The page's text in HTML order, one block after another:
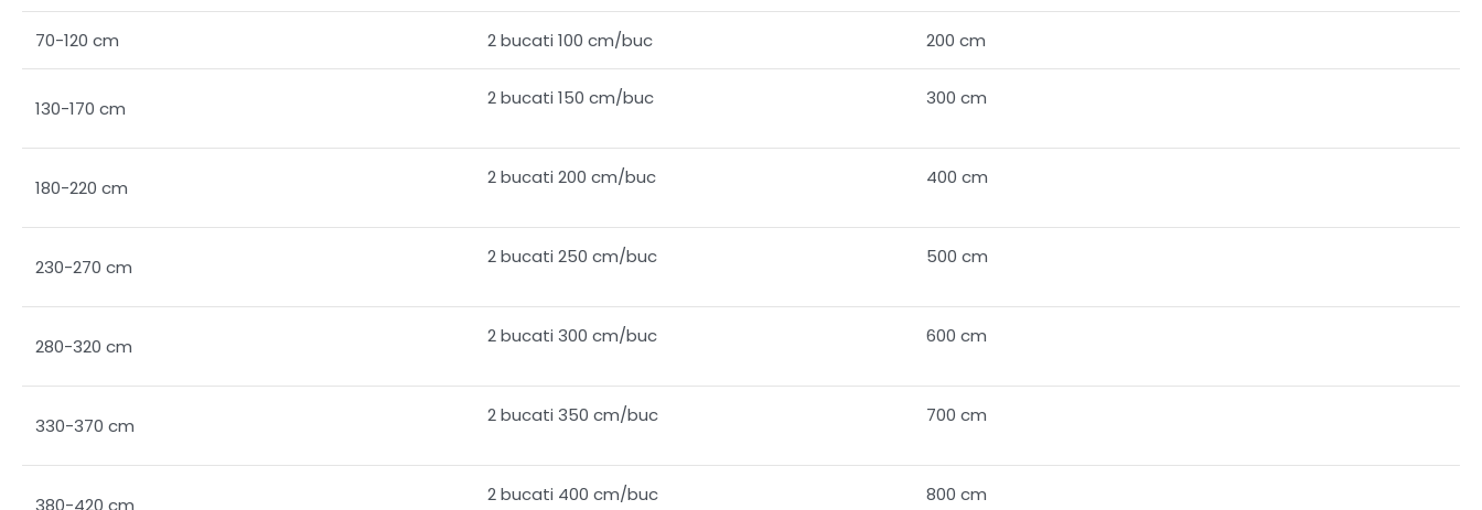
70-120 cm 2 bucati 100 cm/buc 200 cm
130-170 cm 2 bucati 150 cm/buc 300 cm
180-220 cm 2 bucati 200 cm/buc 400 cm
230-270 cm 2 bucati 250 cm/buc 500 cm
280-320 cm 2 bucati 300 cm/buc 600 cm
330-370 cm 2 bucati 350 cm/buc 700 cm
380-420 cm 2 bucati 400 cm/buc 800 cm